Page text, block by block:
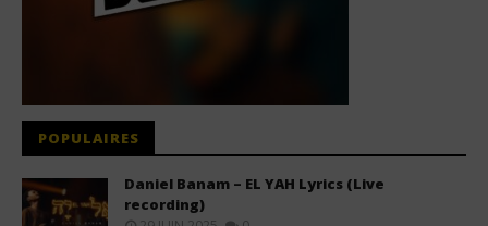
POPULAIRES
Daniel Banam – EL YAH Lyrics (Live
recording)